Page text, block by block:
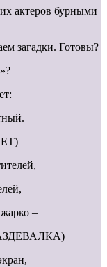
актеров бурными
загадки. Готовы?
–
–